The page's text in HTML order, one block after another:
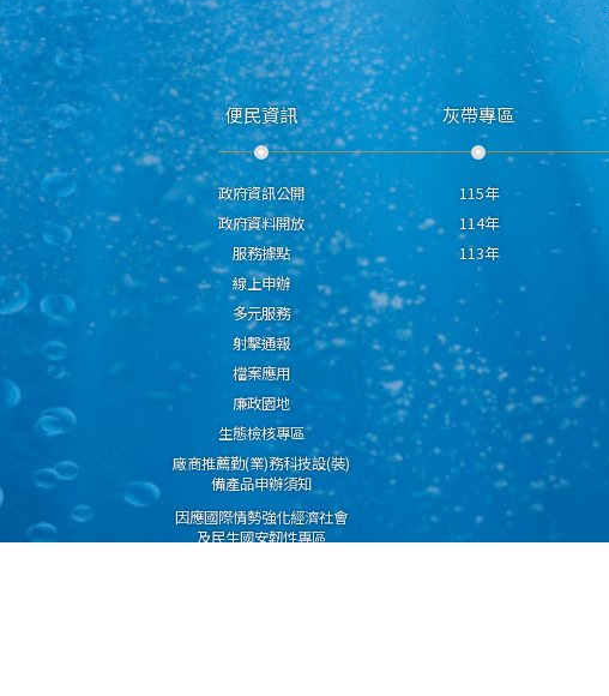
便民資訊
政府資訊公開
政府資料開放
服務據點
線上申辦
多元服務
射擊通報
檔案應用
廉政園地
生態檢核專區
廠商推薦勤(業)務科技設(裝)
備產品申辦須知
因應國際情勢強化經濟社會
及民生國安韌性專區
灰帶專區
115年
114年
113年